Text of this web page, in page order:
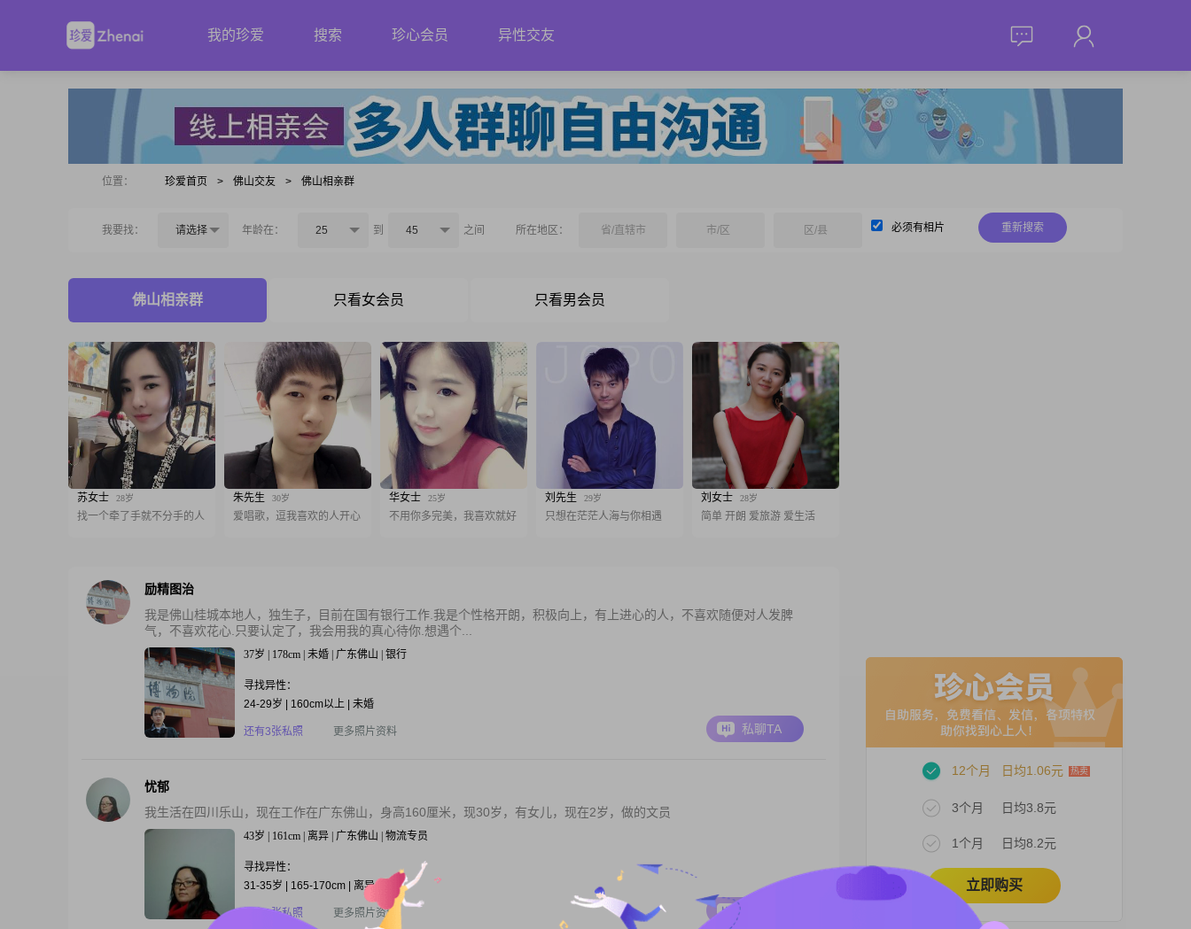
我的珍爱 搜索 珍心会员 异性交友
位置： 珍爱首页 > 佛山交友 > 佛山相亲群
我要找： 请选择 年龄在： 25 到 45 之间 所在地区： 省/直辖市 市/区 区/县 必须有相片 重新搜索
佛山相亲群 只看女会员 只看男会员
苏女士 28岁
找一个牵了手就不分手的人
朱先生 30岁
爱唱歌，逗我喜欢的人开心
华女士 25岁
不用你多完美，我喜欢就好
刘先生 29岁
只想在茫茫人海与你相遇
刘女士 28岁
简单 开朗 爱旅游 爱生活
励精图治
我是佛山桂城本地人，独生子，目前在国有银行工作.我是个性格开朗，积极向上，有上进心的人，不喜欢随便对人发脾
气，不喜欢花心.只要认定了，我会用我的真心待你.想遇个...
37岁 | 178cm | 未婚 | 广东佛山 | 银行
寻找异性：
24-29岁 | 160cm以上 | 未婚
还有3张私照 更多照片资料 私聊TA
忧郁
我生活在四川乐山，现在工作在广东佛山，身高160厘米，现30岁，有女儿，现在2岁，做的文员
43岁 | 161cm | 离异 | 广东佛山 | 物流专员
寻找异性：
31-35岁 | 165-170cm | 离异
还有1张私照 更多照片资料
12个月 日均1.06元
3个月 日均3.8元
1个月 日均8.2元
立即购买